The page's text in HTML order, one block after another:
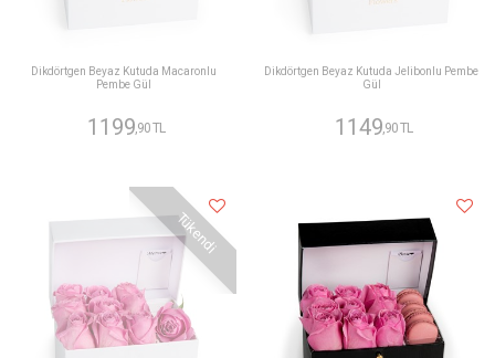
Dikdörtgen Beyaz Kutuda Macaronlu
Pembe Gül
1199,90 TL
Dikdörtgen Beyaz Kutuda Jelibonlu Pembe
Gül
1149,90 TL
Tükendi